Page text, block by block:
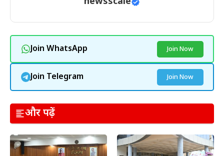
Join WhatsApp Join Now
Join Telegram Join Now
और पढ़ें